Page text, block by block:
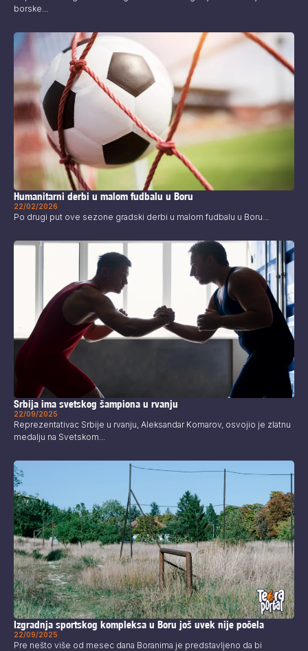
borske...
Humanitarni derbi u malom fudbalu u Boru
22/02/2026
Po drugi put ove sezone gradski derbi u malom fudbalu u Boru...
Srbija ima svetskog šampiona u rvanju
22/09/2025
Reprezentativac Srbije u rvanju, Aleksandar Komarov, osvojio je zlatnu
medalju na Svetskom...
Izgradnja sportskog kompleksa u Boru još uvek nije počela
22/09/2025
Pre nešto više od mesec dana Boranima je predstavljeno da bi